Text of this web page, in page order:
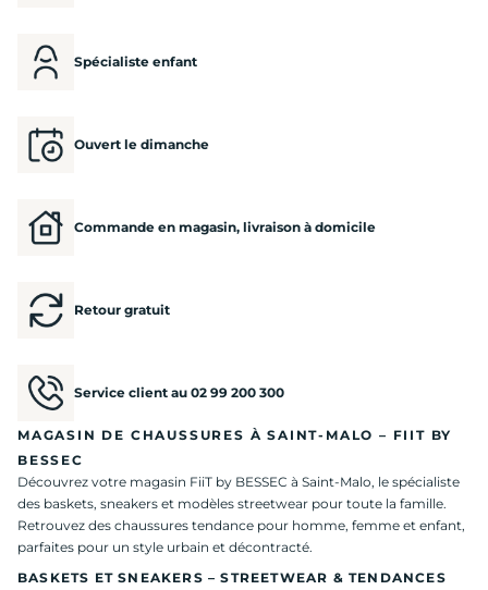
Spécialiste enfant
Ouvert le dimanche
Commande en magasin, livraison à domicile
Retour gratuit
Service client au 02 99 200 300
MAGASIN DE CHAUSSURES À SAINT-MALO – FIIT BY
BESSEC
Découvrez votre magasin FiiT by BESSEC à Saint-Malo, le spécialiste
des baskets, sneakers et modèles streetwear pour toute la famille.
Retrouvez des chaussures tendance pour homme, femme et enfant,
parfaites pour un style urbain et décontracté.
BASKETS ET SNEAKERS – STREETWEAR & TENDANCES